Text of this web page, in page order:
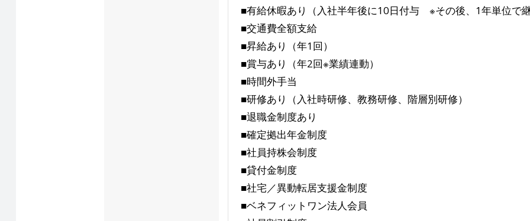
■有給休暇あり（入社半年後に10日付与 ※その後、1年単位で
■交通費全額支給
■昇給あり（年1回）
■賞与あり（年2回※業績連動）
■時間外手当
■研修あり（入社時研修、教務研修、階層別研修）
■退職金制度あり
■確定拠出年金制度
■社員持株会制度
■貸付金制度
■社宅／異動転居支援金制度
■ベネフィットワン法人会員